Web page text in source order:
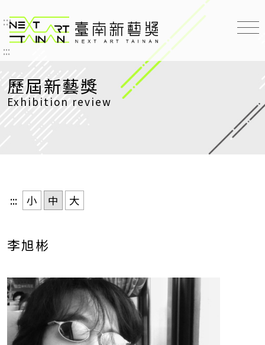
:::臺南新藝獎 NEXT ART TAINAN
:::
歷屆新藝獎
Exhibition review
::: 小 中 大
李旭彬